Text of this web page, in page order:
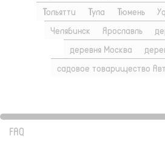
Тольятти
Тула Тюмень
Челябинск
Ярославль
деревня Москва
садовое товарищество
FAQ